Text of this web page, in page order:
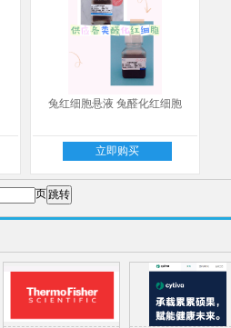
兔红细胞悬液 兔醛化红细胞
立即购买
页